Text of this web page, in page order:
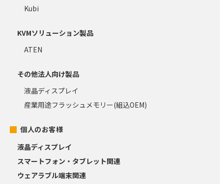
Kubi
KVMソリューション製品
ATEN
その他法人向け製品
液晶ディスプレイ
産業用途フラッシュメモリー(組込OEM)
個人のお客様
液晶ディスプレイ
スマートフォン・タブレット関連
ウェアラブル端末関連